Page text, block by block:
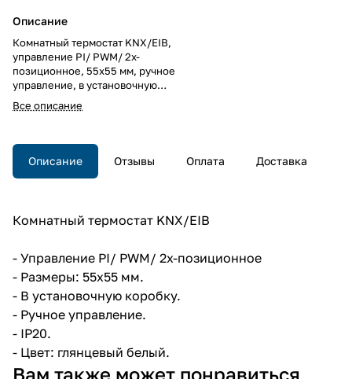
Описание
Комнатный термостат KNX/EIB,
управление PI/ PWM/ 2х-
позиционное, 55x55 мм, ручное
управление, в установочную
коробку, IP20, цвет глянцевый
белый.
управление PI/ PWM/ 2х-
позиционное, 55x55 мм, ручное
управление, в установочную
Все описание
Описание Отзывы Оплата Доставка
Комнатный термостат KNX/EIB
- Управление PI/ PWM/ 2х-позиционное
- Размеры: 55x55 мм.
- В установочную коробку.
- Ручное управление.
- IP20.
- Цвет: глянцевый белый.
Вам также может понравиться
производства